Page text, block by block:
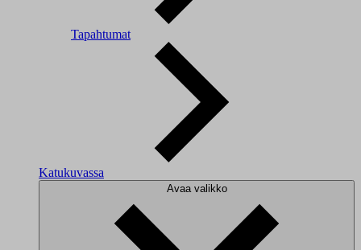
Tapahtumat
Katukuvassa
Avaa valikko